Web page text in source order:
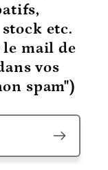
etc.
le mail de
vos
spam")